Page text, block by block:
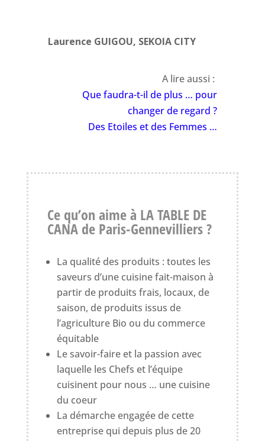
Laurence GUIGOU, SEKOIA CITY
A lire aussi :
Que faudra-t-il de plus … pour
changer de regard ?
Des Etoiles et des Femmes …
Ce qu’on aime à LA TABLE DE
CANA de Paris-Gennevilliers ?
La qualité des produits : toutes les
saveurs d’une cuisine fait-maison à
partir de produits frais, locaux, de
saison, de produits issus de
l’agriculture Bio ou du commerce
équitable
Le savoir-faire et la passion avec
laquelle les Chefs et l’équipe
cuisinent pour nous … une cuisine
du coeur
La démarche engagée de cette
entreprise qui depuis plus de 20